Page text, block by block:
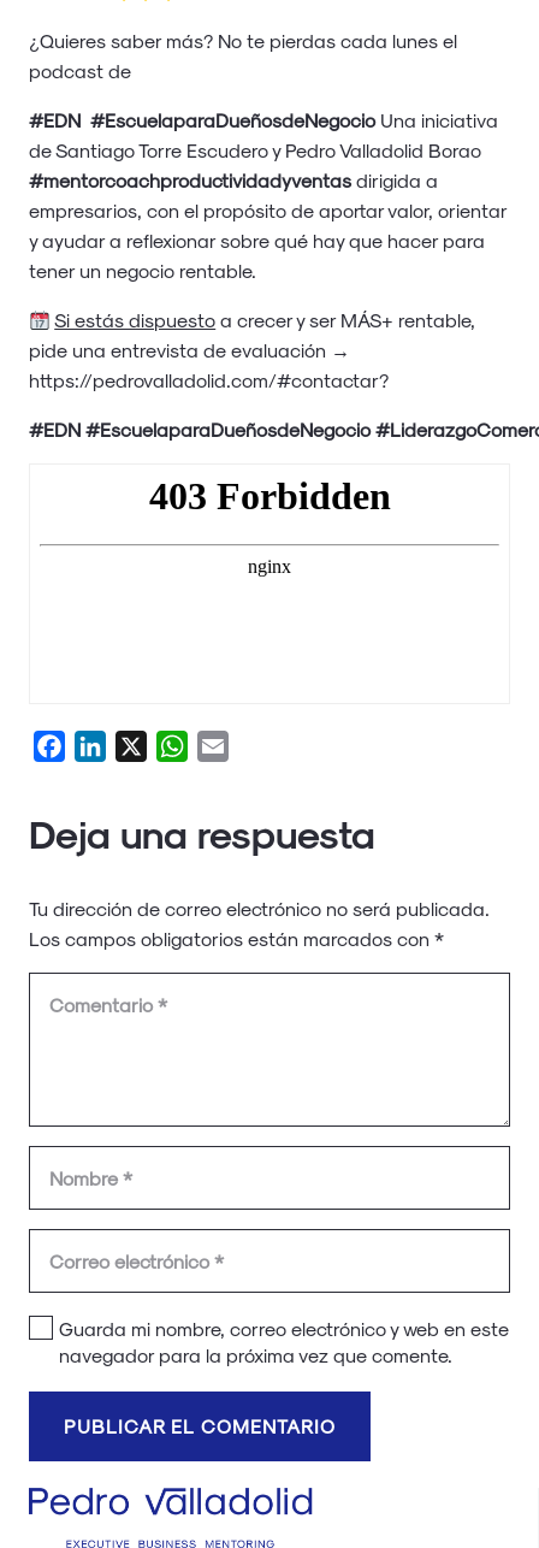
¿Quieres saber más? No te pierdas cada lunes el
podcast de
#EDN #EscuelaparaDueñosdeNegocioUna iniciativa
de Santiago Torre Escudero y Pedro Valladolid Borao
#mentorcoachproductividadyventas dirigida a
empresarios, con el propósito de aportar valor, orientar
y ayudar a reflexionar sobre qué hay que hacer para
tener un negocio rentable.
Si estás dispuesto a crecer y ser MÁS+ rentable,
pide una entrevista de evaluación →
https://pedrovalladolid.com/#contactar?
#EDN #EscuelaparaDueñosdeNegocio
FacebookLinkedIn WhatsApp
Deja una respuesta
Tu dirección de correo electrónico no será publicada.
Los campos obligatorios están marcados con *
Guarda mi nombre, correo electrónico y web en este
navegador para la próxima vez que comente.
PUBLICAR EL COMENTARIO